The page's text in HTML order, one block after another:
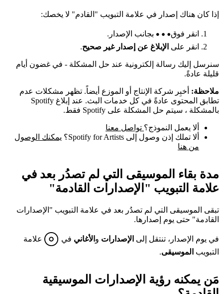
إذا كان هناك إصدار في علامة التبويب "القادم" لا يخصك:
انقر فوق
بجانب الإصدار.
انقر على الإبلاغ عن إصدار غير صحيح.
سنرسل إليك رسالة إلكترونية عند حل المشكلة - في غضون أيام
قليلة عادةً.
ملاحظة: أخبِر شركة الإنتاج أو الموزع أيضاً. تظهر مشكلات عدم
تطابق المحتوى عادةً في كل خدمات البث. عند إبلاغ Spotify
بالمشكلة ، سيتم حل المشكلة على Spotify فقط.
ألا يعمل النموذج؟ تواصل معنا
ألا تملك إذن وصول إلى Spotify for Artists؟
يمكنك الوصول
من هنا
مدة بقاء الموسيقى التي لم تصدُر بعد في
علامة التبويب "الإصدارات القادمة"
تبقى الموسيقى التي لم تصدُر بعد في علامة التبويب "الإصدارات
القادمة" حتى يوم إصدارها.
في يوم الإصدار، تنتقل إلى الإصدارات و الأغاني في
علامة
التبويب الموسيقى.
مَن يمكنه رؤية الإصدارات الموسيقية